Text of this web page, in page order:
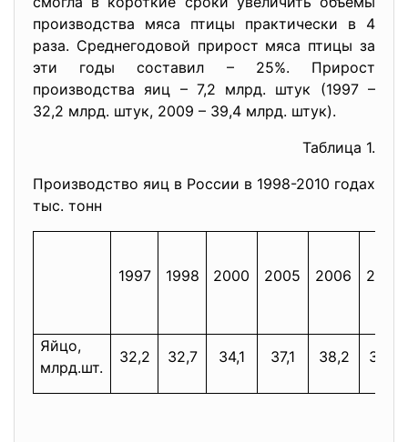
производства мяса птицы практически в 4
раза. Среднегодовой прирост мяса птицы за
эти годы составил – 25%. Прирост
производства яиц – 7,2 млрд. штук (1997 –
32,2 млрд. штук, 2009 – 39,4 млрд. штук).
Таблица 1.
Производство яиц в России в 1998-2010 годах
тыс. тонн
1997 1998 2000 2005 2006 2007
Яйцо,
млрд.шт.
32,2 32,7 34,1 37,1 38,2 38,2